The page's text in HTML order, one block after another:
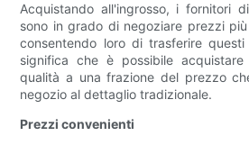
Acquistando all'ingrosso, i fornitori
sono in grado di negoziare prezzi
consentendo loro di trasferire
significa che è possibile
qualità a una frazione del prezzo
negozio al dettaglio tradizionale.
Prezzi convenienti